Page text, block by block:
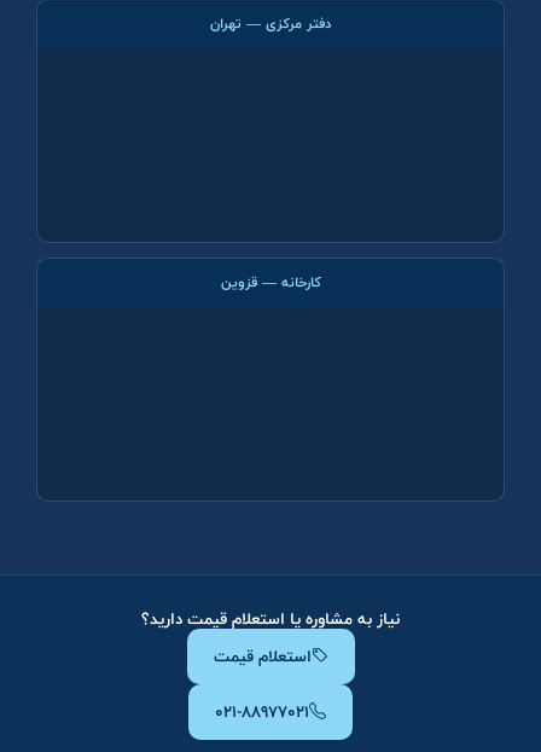
دفتر مرکزی — تهران
کارخانه — قزوین
نیاز به مشاوره یا استعلام قیمت دارید؟
استعلام قیمت
۰۲۱-۸۸۹۷۷۰۲۱